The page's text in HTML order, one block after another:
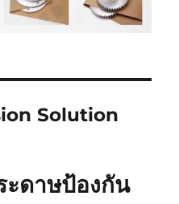
Solution
ดาษป้องกัน